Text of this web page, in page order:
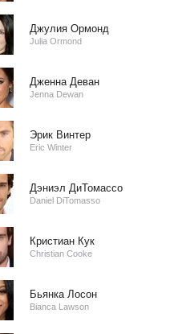
Джулия Ормонд
Julia Ormond
Дженна Деван
Jenna Dewan
Эрик Винтер
Eric Winter
Дэниэл ДиТомассо
Daniel DiTomasso
Кристиан Кук
Christian Cooke
Бьянка Лосон
Bianca Lawson